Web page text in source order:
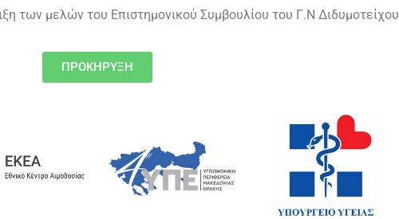
των μελών του Επιστημονικού Συμβουλίου του Γ.Ν Διδυμοτείχου
ΠΡΟΚΗΡΥΞΗ